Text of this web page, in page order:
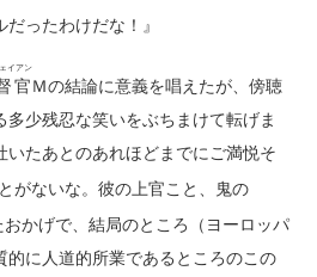
だったわけだな！』
官
イアン
Ｍの結論に意義を唱えたが、傍聴
少残忍な笑いをぶちまけて転げま
たあとのあれほどまでにご満悦そ
がないな。彼の上官こと、鬼の
かげで、結局のところ（ヨーロッパ
的に人道的所業であるところのこの